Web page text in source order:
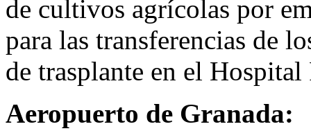
de cultivos agrícolas por
para las transferencias de
de trasplante en el
Aeropuerto de Granada: